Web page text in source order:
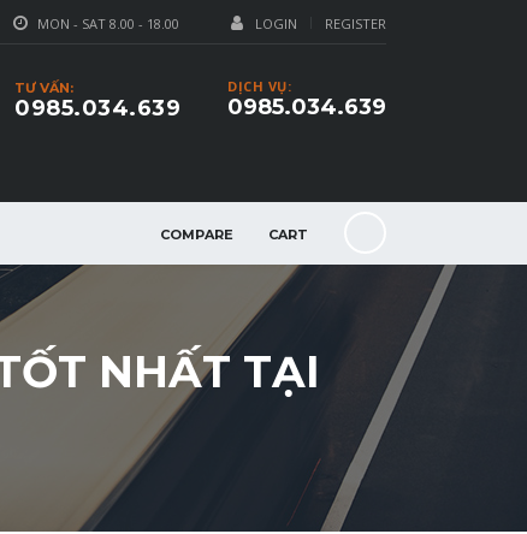
LOGIN REGISTER
MON - SAT 8.00 - 18.00
DỊCH VỤ:
0985.034.639
TƯ VẤN:
0985.034.639
COMPARE CART
NHẤT TẠI